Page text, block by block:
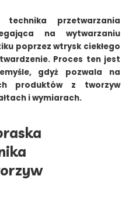
przetwarzania
na wytwarzaniu
poprzez wtrysk ciekłego
Proces ten jest
gdyż pozwala na
produktów z tworzyw
i wymiarach.